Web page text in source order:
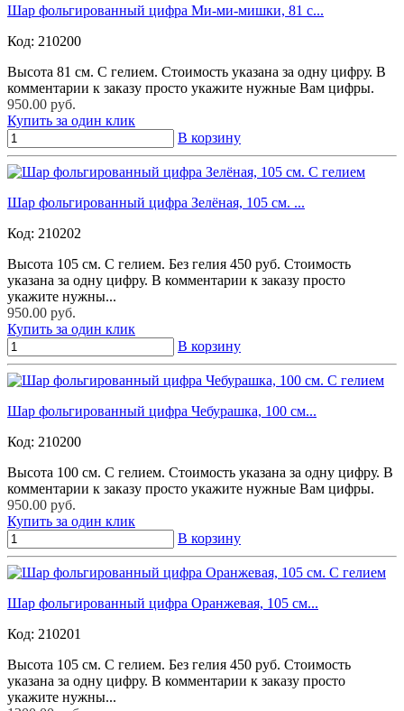
Шар фольгированный цифра Ми-ми-мишки, 81 с...
Код: 210200
Высота 81 см. С гелием. Стоимость указана за одну цифру. В
комментарии к заказу просто укажите нужные Вам цифры.
950.00 руб.
Купить за один клик
В корзину
Шар фольгированный цифра Зелёная, 105 см. ...
Код: 210202
Высота 105 см. С гелием. Без гелия 450 руб. Стоимость
указана за одну цифру. В комментарии к заказу просто
укажите нужны...
950.00 руб.
Купить за один клик
В корзину
Шар фольгированный цифра Чебурашка, 100 см...
Код: 210200
Высота 100 см. С гелием. Стоимость указана за одну цифру. В
комментарии к заказу просто укажите нужные Вам цифры.
950.00 руб.
Купить за один клик
В корзину
Шар фольгированный цифра Оранжевая, 105 см...
Код: 210201
Высота 105 см. С гелием. Без гелия 450 руб. Стоимость
указана за одну цифру. В комментарии к заказу просто
укажите нужны...